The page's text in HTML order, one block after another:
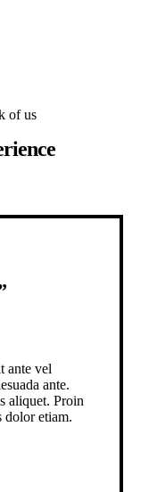
of us
ante vel
ante.
aliquet. Proin
dolor etiam.